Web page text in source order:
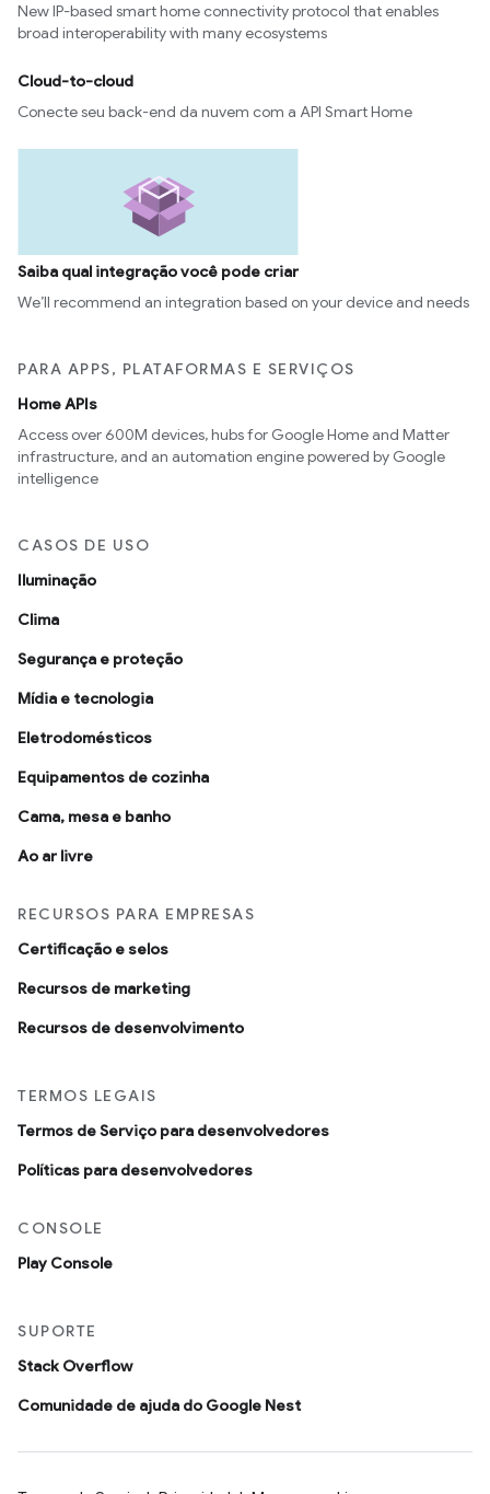
New IP-based smart home connectivity protocol that enables
broad interoperability with many ecosystems
Cloud-to-cloud
Conecte seu back-end da nuvem com a API Smart Home
Saiba qual integração você pode criar
We’ll recommend an integration based on your device and needs
PARA APPS, PLATAFORMAS E SERVIÇOS
Home APIs
Access over 600M devices, hubs for Google Home and Matter
infrastructure, and an automation engine powered by Google
intelligence
CASOS DE USO
Iluminação
Clima
Segurança e proteção
Mídia e tecnologia
Eletrodomésticos
Equipamentos de cozinha
Cama, mesa e banho
Ao ar livre
RECURSOS PARA EMPRESAS
Certificação e selos
Recursos de marketing
Recursos de desenvolvimento
TERMOS LEGAIS
Termos de Serviço para desenvolvedores
Políticas para desenvolvedores
CONSOLE
Play Console
SUPORTE
Stack Overflow
Comunidade de ajuda do Google Nest